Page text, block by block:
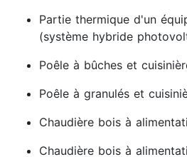
Partie thermique d'un
(système hybride
Poêle à bûches et
Poêle à granulés et
Chaudière bois à
Chaudière bois à